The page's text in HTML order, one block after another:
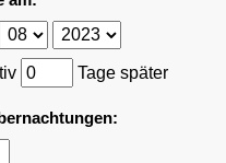
Tage später